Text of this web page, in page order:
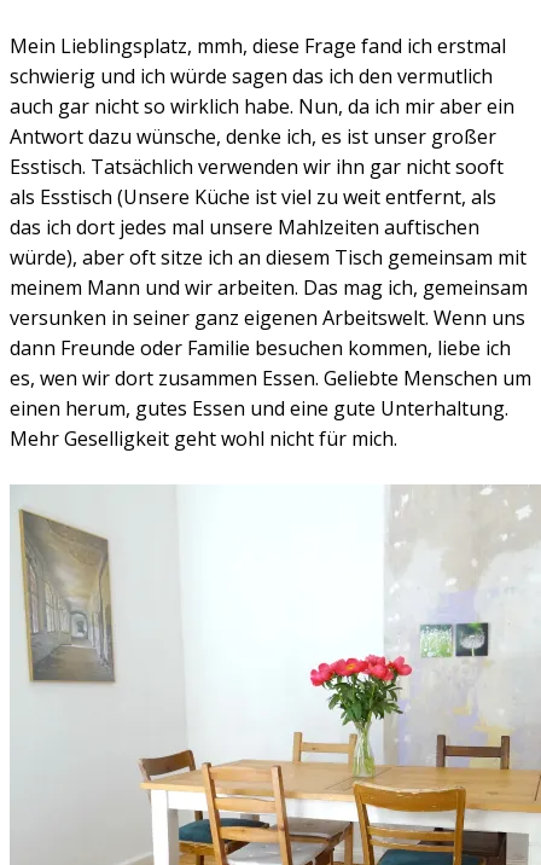
Mein Lieblingsplatz, mmh, diese Frage fand ich erstmal
schwierig und ich würde sagen das ich den vermutlich
auch gar nicht so wirklich habe. Nun, da ich mir aber ein
Antwort dazu wünsche, denke ich, es ist unser großer
Esstisch. Tatsächlich verwenden wir ihn gar nicht sooft
als Esstisch (Unsere Küche ist viel zu weit entfernt, als
das ich dort jedes mal unsere Mahlzeiten auftischen
würde), aber oft sitze ich an diesem Tisch gemeinsam mit
meinem Mann und wir arbeiten. Das mag ich, gemeinsam
versunken in seiner ganz eigenen Arbeitswelt. Wenn uns
dann Freunde oder Familie besuchen kommen, liebe ich
es, wen wir dort zusammen Essen. Geliebte Menschen um
einen herum, gutes Essen und eine gute Unterhaltung.
Mehr Geselligkeit geht wohl nicht für mich.